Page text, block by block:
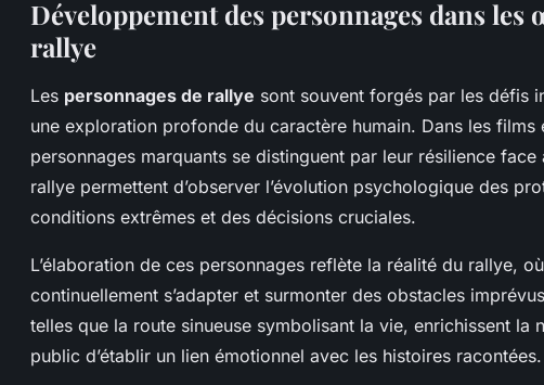
Développement des personnages dans les
rallye
Les personnages de rallye sont souvent forgés par les défis
une exploration profonde du caractère humain. Dans les
personnages marquants se distinguent par leur résilience
rallye permettent d’observer l’évolution psychologique des
conditions extrêmes et des décisions cruciales.
L’élaboration de ces personnages reflète la réalité du rallye,
continuellement s’adapter et surmonter des obstacles
telles que la route sinueuse symbolisant la vie, enrichissent la
public d’établir un lien émotionnel avec les histoires racontées.